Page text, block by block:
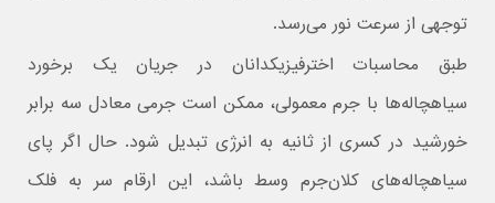
توجهی از سرعت نور می‌رسد.
طبق محاسبات اخترفیزیکدانان در جریان یک برخورد
سیاهچاله‌ها با جرم معمولی، ممکن است جرمی معادل سه برابر
خورشید در کسری از ثانیه به انرژی تبدیل شود. حال اگر پای
سیاهچاله‌های کلان‌جرم وسط باشد، این ارقام سر به فلک